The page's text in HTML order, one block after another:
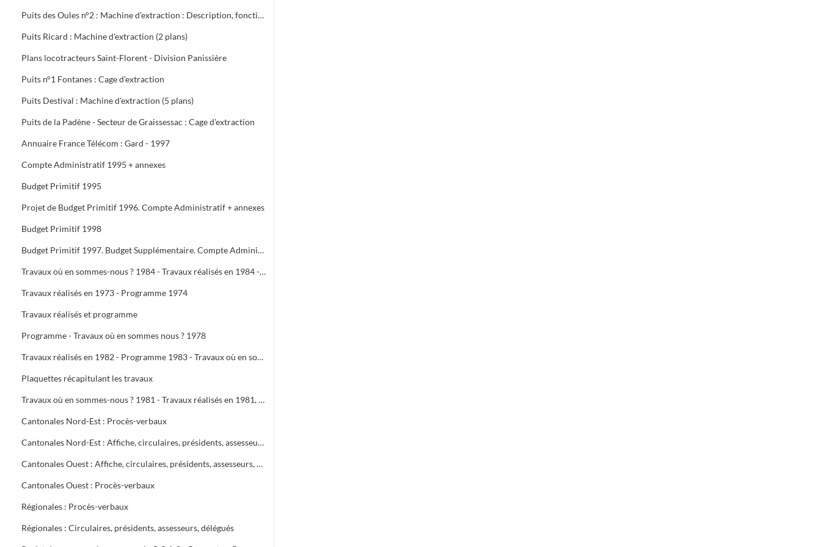
Puits des Oules n°2 : Machine d'extraction : Description, fonctionnement, conduite et entretien : 3 documents
Puits Ricard : Machine d'extraction (2 plans)
Plans locotracteurs Saint-Florent - Division Panissière
Puits n°1 Fontanes : Cage d'extraction
Puits Destival : Machine d'extraction (5 plans)
Puits de la Padène - Secteur de Graissessac : Cage d'extraction
Annuaire France Télécom : Gard - 1997
Compte Administratif 1995 + annexes
Budget Primitif 1995
Projet de Budget Primitif 1996. Compte Administratif + annexes
Budget Primitif 1998
Budget Primitif 1997. Budget Supplémentaire. Compte Administratif + annexes
Travaux où en sommes-nous ? 1984 - Travaux réalisés en 1984 - Programme 1985 - Travaux 1987
Travaux réalisés en 1973 - Programme 1974
Travaux réalisés et programme
Programme - Travaux où en sommes nous ? 1978
Travaux réalisés en 1982 - Programme 1983 - Travaux où en sommes-nous ? 1983 - Travaux réalisés en 1983 - Programme 1984
Plaquettes récapitulant les travaux
Travaux où en sommes-nous ? 1981 - Travaux réalisés en 1981, programme 1982 - Travaux où en sommes-nous ? 1982
Cantonales Nord-Est : Procès-verbaux
Cantonales Nord-Est : Affiche, circulaires, présidents, assesseurs, délégués
Cantonales Ouest : Affiche, circulaires, présidents, assesseurs, délégués
Cantonales Ouest : Procès-verbaux
Régionales : Procès-verbaux
Régionales : Circulaires, présidents, assesseurs, délégués